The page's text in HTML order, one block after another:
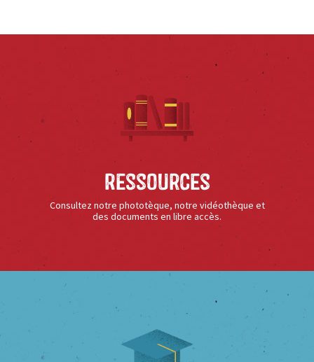
Ressources
Consultez notre phototèque, notre vidéothèque et
des documents en libre accès.